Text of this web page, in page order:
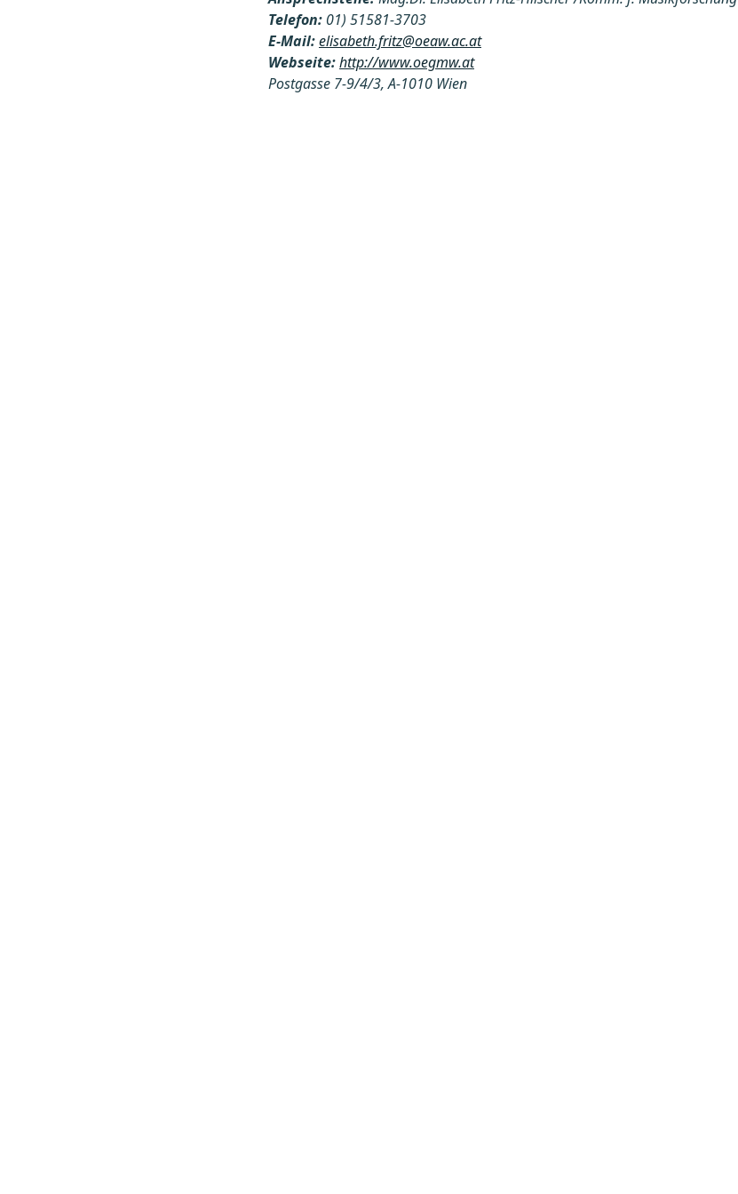
Telefon: 01) 51581-3703
E-Mail:elisabeth.fritz@oeaw.ac.at
Webseite:http://www.oegmw.at
Postgasse 7-9/4/3, A-1010 Wien